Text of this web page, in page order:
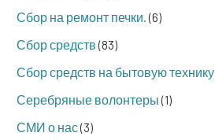
Сбор на ремонт печки.(6)
Сбор средств(83)
Сбор средств на бытовую технику
Серебряные волонтеры(1)
СМИ о нас(3)